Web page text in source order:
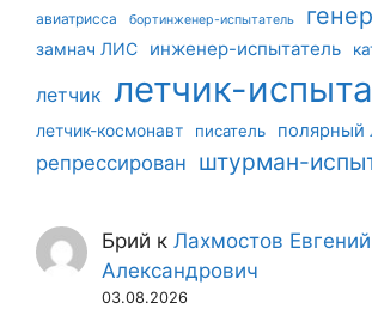
авиатрисса бортинженер-испытатель
замнач ЛИС инженер-испытатель
летчик летчик-
летчик-космонавт писатель полярный
репрессирован штурман-
Брий кЛахмостов Евгений
Александрович
03.08.2026